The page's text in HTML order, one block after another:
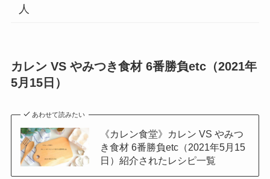
人
カレン VS やみつき食材 6番勝負etc（2021年
5月15日）
あわせて読みたい
《カレン食堂》カレン VS やみつ
き食材 6番勝負etc（2021年5月15
日）紹介されたレシピ一覧